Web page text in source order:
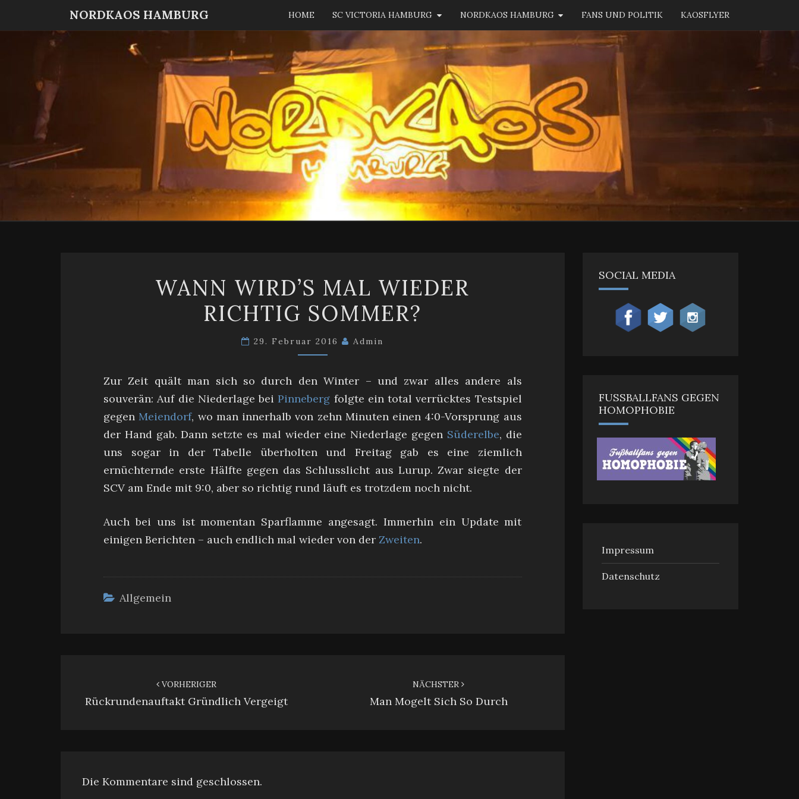
NORDKAOS HAMBURG HOME SC VICTORIA HAMBURG NORDKAOS HAMBURG FANS UND POLITIK KAOSFLYER
NORDKAOS
HAMBURG
Fanszene
SC
Victoria
Hamburg
WIRD’S
MAL
WIEDER
RICHTIG
WANN WIRD’S MAL WIEDER
RICHTIG SOMMER?
29. Februar 2016 Admin
Zur Zeit quält man sich so durch den Winter – und zwar alles andere als
souverän: Auf die Niederlage beiPinneberg folgte ein total verrücktes Testspiel
gegenMeiendorf, wo man innerhalb von zehn Minuten einen 4:0-Vorsprung aus
der Hand gab. Dann setzte es mal wieder eine Niederlage gegen Süderelbe, die
uns sogar in der Tabelle überholten und Freitag gab es eine ziemlich
ernüchternde erste Hälfte gegen das Schlusslicht aus Lurup. Zwar siegte der
SCV am Ende mit 9:0, aber so richtig rund läuft es trotzdem noch nicht.
Auch bei uns ist momentan Sparflamme angesagt. Immerhin ein Update mit
einigen Berichten – auch endlich mal wieder von der Zweiten.
Allgemein
VORHERIGER
Rückrundenauftakt Gründlich Vergeigt
NÄCHSTER
Man Mogelt Sich So Durch
Die Kommentare sind geschlossen.
SOCIAL MEDIA
FUSSBALLFANS GEGEN H
OMOPHOBIE
Impressum
Datenschutz